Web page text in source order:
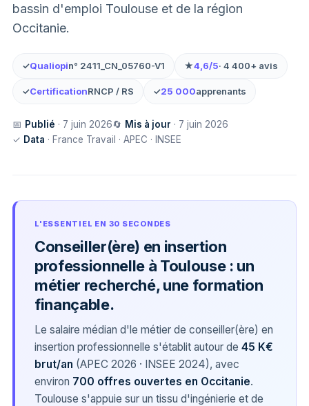
bassin d'emploi Toulouse et de la région
Occitanie.
✓Qualiopin° 2411_CN_05760-V1 ★4,6/5· 4 400+ avis
✓CertificationRNCP / RS ✓25 000apprenants
📅 Publié · 7 juin 2026🔄 Mis à jour · 7 juin 2026
✓ Data · France Travail · APEC · INSEE
L'ESSENTIEL EN 30 SECONDES
Conseiller(ère) en insertion
professionnelle à Toulouse : un
métier recherché, une formation
finançable.
Le salaire médian d'le métier de conseiller(ère) en
insertion professionnelle s'établit autour de 45 K€
brut/an (APEC 2026 · INSEE 2024), avec
environ 700 offres ouvertes en Occitanie.
Toulouse s'appuie sur un tissu d'ingénierie et de